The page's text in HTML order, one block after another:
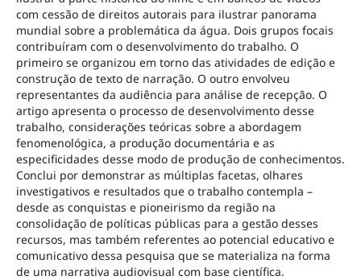
com cessão de direitos autorais para ilustrar panorama
mundial sobre a problemática da água. Dois grupos focais
contribuíram com o desenvolvimento do trabalho. O
primeiro se organizou em torno das atividades de edição e
construção de texto de narração. O outro envolveu
representantes da audiência para análise de recepção. O
artigo apresenta o processo de desenvolvimento desse
trabalho, considerações teóricas sobre a abordagem
fenomenológica, a produção documentária e as
especificidades desse modo de produção de conhecimentos.
Conclui por demonstrar as múltiplas facetas, olhares
investigativos e resultados que o trabalho contempla –
desde as conquistas e pioneirismo da região na
consolidação de políticas públicas para a gestão desses
recursos, mas também referentes ao potencial educativo e
comunicativo dessa pesquisa que se materializa na forma
de uma narrativa audiovisual com base científica.